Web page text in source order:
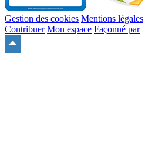
Gestion des cookies Mentions légales
Contribuer Mon espace Façonné par